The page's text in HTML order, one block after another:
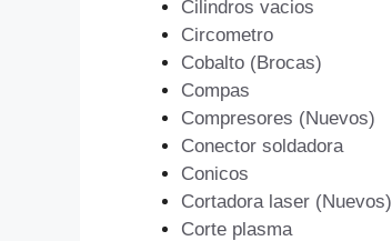
Cilindros vacios
Circometro
Cobalto (Brocas)
Compas
Compresores (Nuevos)
Conector soldadora
Conicos
Cortadora laser (Nuevos)
Corte plasma